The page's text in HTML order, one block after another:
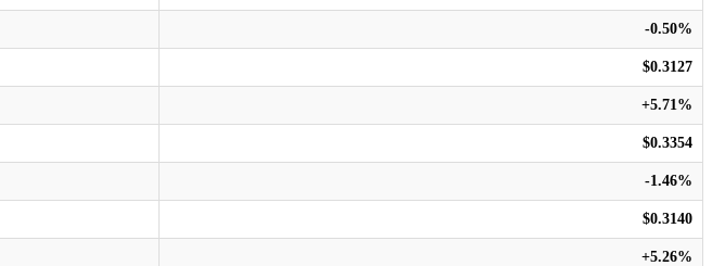
-0.50%
$0.3127
+5.71%
$0.3354
-1.46%
$0.3140
+5.26%